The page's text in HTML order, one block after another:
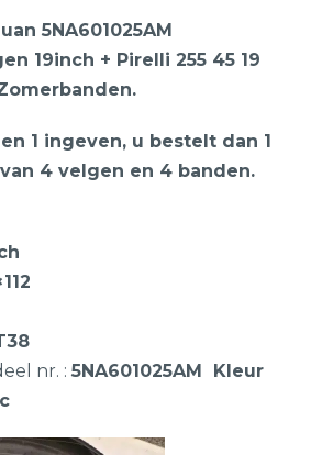
5NA601025AM
19inch + Pirelli 255 45 19
1 ingeven, u bestelt dan 1
4 velgen en 4 banden.
nr. : 5NA601025AM Kleur